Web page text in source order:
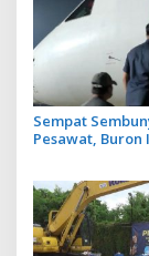
Sempat
Pesawat, Buron